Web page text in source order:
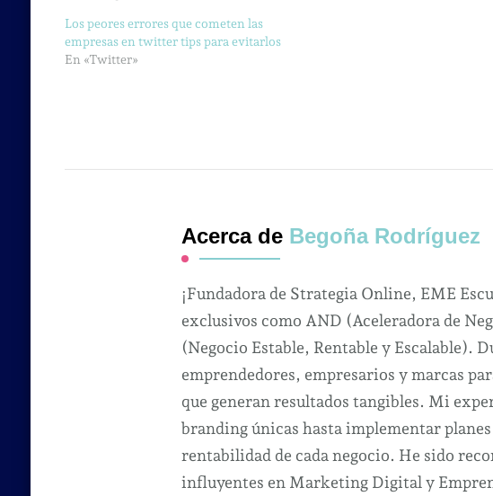
Los peores errores que cometen las
empresas en twitter tips para evitarlos
En «Twitter»
Acerca de Begoña Rodríguez
¡Fundadora de Strategia Online, EME
exclusivos como AND (Aceleradora de
(Negocio Estable, Rentable y Escalable).
emprendedores, empresarios y marcas
que generan resultados tangibles. Mi
branding únicas hasta implementar
rentabilidad de cada negocio. He sido
influyentes en Marketing Digital y